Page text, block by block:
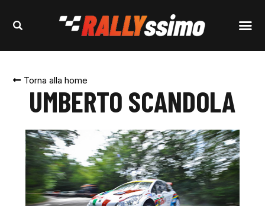
Torna alla home
UMBERTO SCANDOLA